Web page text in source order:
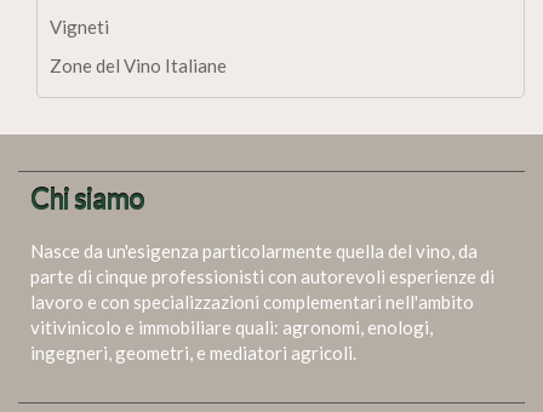
Vigneti
Zone del Vino Italiane
Chi siamo
Nasce da un'esigenza particolarmente quella del vino, da
parte di cinque professionisti con autorevoli esperienze di
lavoro e con specializzazioni complementari nell'ambito
vitivinicolo e immobiliare quali: agronomi, enologi,
ingegneri, geometri, e mediatori agricoli.